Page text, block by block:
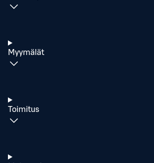
Myymälät
Toimitus